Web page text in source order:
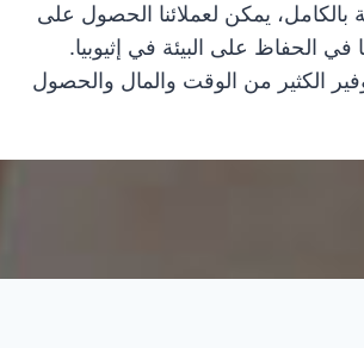
بالكامل، يمكن لعملائنا الحصول على
في الحفاظ على البيئة في إثيوبيا.
الكثير من الوقت والمال والحصول